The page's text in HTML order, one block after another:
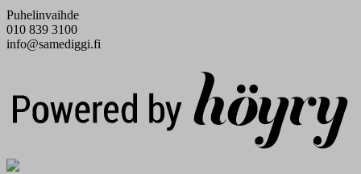
Puhelinvaihde
010 839 3100
info@samediggi.fi